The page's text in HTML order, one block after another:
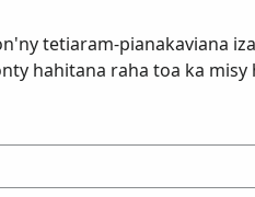
tetiaram-pianakaviana
hahitana raha toa ka misy